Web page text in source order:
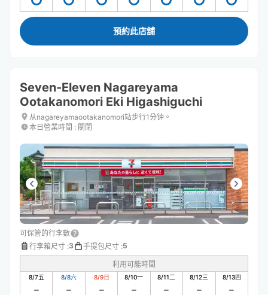
預約此店舖
Seven-Eleven Nagareyama
Ootakanomori Eki Higashiguchi
从nagareyamaootakanomori站步行1分钟。
本日營業時間 : 關閉
可保管的行李數
行李箱尺寸 :3 手提包尺寸 :5
利用可能時間
8/7五 8/8六 8/9日 8/10一 8/11二 8/12三 8/13四